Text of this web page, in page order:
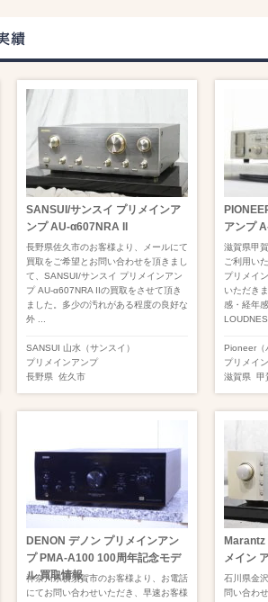
SANSUI/サンスイ プリメインア
ンプ AU-α607NRA II
長野県佐久市のお客様より、メールにて
買取をご希望とお問い合わせを頂きまし
て、SANSUI/サンスイ プリメインアン
プ AU-α607NRA IIの買取をさせて頂き
ました。多少の汚れがある程度の良好な
外 ...
SANSUI 山水（サンスイ）
プリメインアンプ
長野県 佐久市
アンプ
滋賀県甲
ご利用い
プリメイ
いただき
感・経年
LOUDNES
Pioneer（
プリメイ
滋賀県 甲
DENON デノン プリメインアン
プ PMA-A100 100周年記念モデ
ル 買取情報
神奈川県横須賀市のお客様より、お電話
にてお問い合わせいただき、早速お客様
Marantz
メイン
石川県金
問い合わ